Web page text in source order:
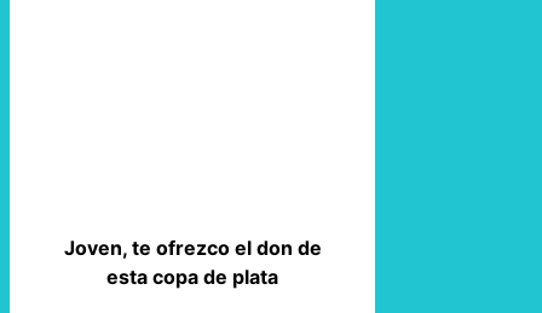
Joven, te ofrezco el don de
esta copa de plata